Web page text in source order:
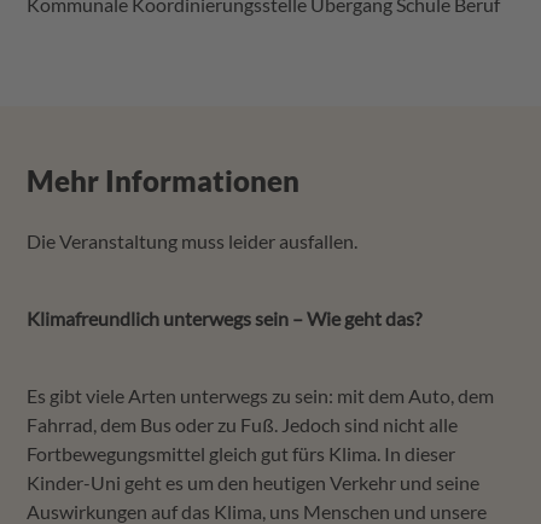
Mehr Informationen
Die Veranstaltung muss leider ausfallen.
Klimafreundlich unterwegs sein – Wie geht das?
Es gibt viele Arten unterwegs zu sein: mit dem Auto, dem
Fahrrad, dem Bus oder zu Fuß. Jedoch sind nicht alle
Fortbewegungsmittel gleich gut fürs Klima. In dieser
Kinder-Uni geht es um den heutigen Verkehr und seine
Auswirkungen auf das Klima, uns Menschen und unsere